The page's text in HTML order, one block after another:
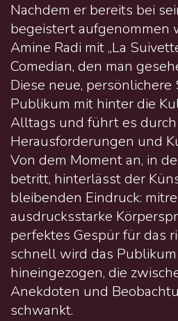
Nachdem er bereits bei
begeistert aufgenommen
Amine Radi mit „La
Comedian, den man
Diese neue,
Publikum mit hinter die
Alltags und führt es
Herausforderungen und
Von dem Moment an, in
betritt, hinterlässt der
bleibenden Eindruck:
ausdrucksstarke
perfektes Gespür für das
schnell wird das
hineingezogen, die
Anekdoten und
schwankt.